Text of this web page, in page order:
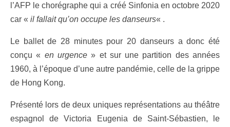
l’AFP le chorégraphe qui a créé Sinfonia en octobre 2020
car « il fallait qu’on occupe les danseurs« .
Le ballet de 28 minutes pour 20 danseurs a donc été
conçu « en urgence» et sur une partition des années
1960, à l’époque d’une autre pandémie, celle de la grippe
de Hong Kong.
Présenté lors de deux uniques représentations au théâtre
espagnol de Victoria Eugenia de Saint-Sébastien, le